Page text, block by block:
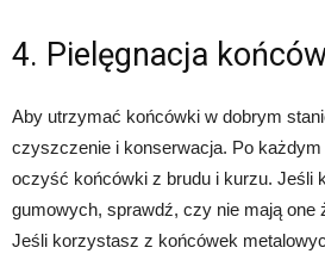
4. Pielęgnacja
Aby utrzymać końcówki w dobrym
czyszczenie i konserwacja. Po każdym
oczyść końcówki z brudu i kurzu. Jeśli
gumowych, sprawdź, czy nie mają one
Jeśli korzystasz z końcówek